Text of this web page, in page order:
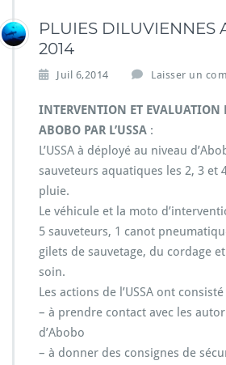
PLUIES DILUVIENNES
2014
Juil 6,2014 Laisser un
INTERVENTION ET
ABOBO PAR L’USSA :
L’USSA à déployé au niveau
sauveteurs aquatiques les 2, 3 et
pluie.
Le véhicule et la moto
5 sauveteurs, 1 canot
gilets de sauvetage, du cordage
soin.
Les actions de l’USSA ont consisté
– à prendre contact avec les
d’Abobo
– à donner des consignes de